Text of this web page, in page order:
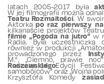
latach 2005-2017 była
Teatru Rozmaitości. W
kilkanaście projektów
Radia. Była uczestniczką
prowadzonego przez
Raszewskiego.
W jej filmografii można
Aktorkapo raz pierwszy
filmie „Pogoda na jutro” w
również w produkcji
M.”, „Ciemno, prawie
samobójców” oraz „Wojna
Podczas 14. Edycji
Krzysztofa Komedy